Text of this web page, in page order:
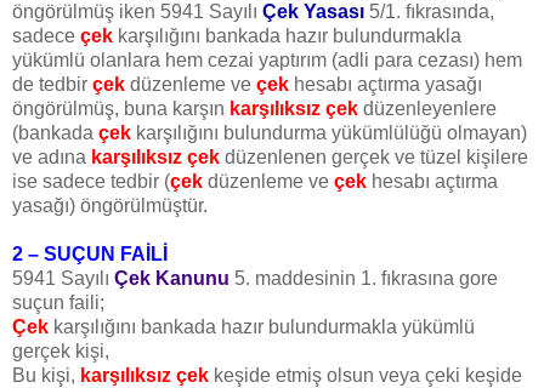
öngörülmüş iken 5941 Sayılı Çek Yasası 5/1. fıkrasında,
sadece çek karşılığını bankada hazır bulundurmakla
yükümlü olanlara hem cezai yaptırım (adli para cezası) hem
de tedbir çek düzenleme ve çek hesabı açtırma yasağı
öngörülmüş, buna karşın karşılıksız çek düzenleyenlere
(bankada çek karşılığını bulundurma yükümlülüğü olmayan)
ve adına karşılıksız çek düzenlenen gerçek ve tüzel kişilere
ise sadece tedbir (çek düzenleme ve çek hesabı açtırma
yasağı) öngörülmüştür.
2 – SUÇUN FAİLİ
5941 Sayılı Çek Kanunu 5. maddesinin 1. fıkrasına gore
suçun faili;
Çek karşılığını bankada hazır bulundurmakla yükümlü
gerçek kişi,
Bu kişi, karşılıksız çek keşide etmiş olsun veya çeki keşide